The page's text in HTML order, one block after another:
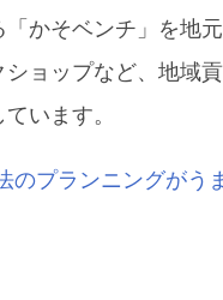
「かそベンチ」を地
ョップなど、地域
います。
のプランニングがう